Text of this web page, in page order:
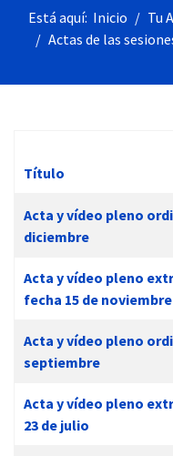
Está aquí: Inicio
Tu
Actas de las
Título
Acta y vídeo pleno
diciembre
Acta y vídeo pleno
fecha 15 de noviembre
Acta y vídeo pleno
septiembre
Acta y vídeo pleno
23 de julio